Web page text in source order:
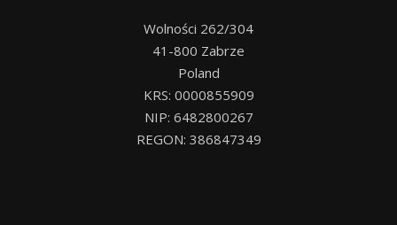
Wolności 262/304
41-800 Zabrze
Poland
KRS: 0000855909
NIP: 6482800267